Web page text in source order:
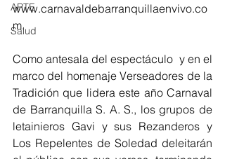
ARTE
Salud
www.carnavaldebarranquillaenvivo.co
m.
Como antesala del espectáculo  y en el
marco del homenaje Verseadores de la
Tradición que lidera este año Carnaval
de Barranquilla S. A. S., los grupos de
letainieros Gavi y sus Rezanderos y
Los Repelentes de Soledad deleitarán